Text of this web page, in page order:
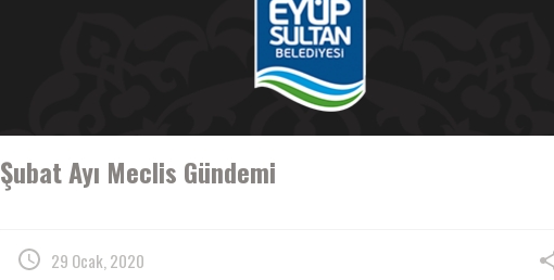
Şubat Ayı Meclis Gündemi
29 Ocak, 2020